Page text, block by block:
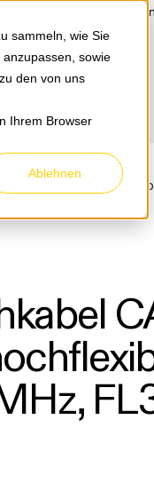
sammeln, wie Sie
sowie
den von uns
Ihrem Browser
Ablehnen
Ihre
Über eltric
Stecker &